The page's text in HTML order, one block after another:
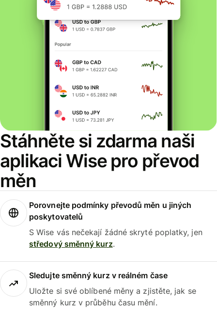
Stáhněte si zdarma naši
aplikaci Wise pro převod
měn
Porovnejte podmínky převodů měn u jiných
poskytovatelů
S Wise vás nečekají žádné skryté poplatky, jen
středový směnný kurz.
Sledujte směnný kurz v reálném čase
Uložte si své oblíbené měny a zjistěte, jak se
směnný kurz v průběhu času mění.